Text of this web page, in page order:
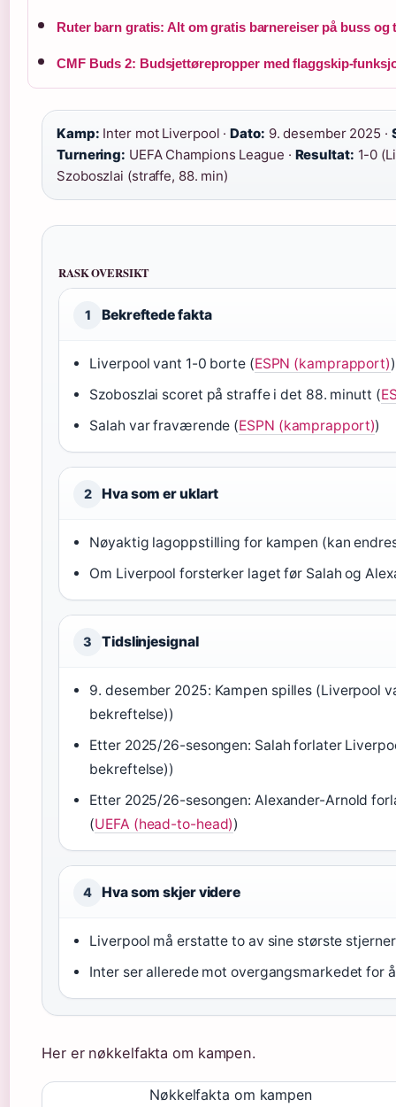
Ruter barn gratis: Alt om gratis barnereiser på buss og
CMF Buds 2: Budsjettørepropper med flaggskip-
Kamp: Inter mot Liverpool ·Dato: 9. desember 2025 ·
Turnering: UEFA Champions League · Resultat: 1-0
Szoboszlai (straffe, 88. min)
RASK OVERSIKT
1 Bekreftede fakta
Liverpool vant 1-0 borte (ESPN (kamprapport))
Szoboszlai scoret på straffe i det 88. minutt (
Salah var fraværende (ESPN (kamprapport))
2 Hva som er uklart
Nøyaktig lagoppstilling for kampen (kan
Om Liverpool forsterker laget før Salah og
3 Tidslinjesignal
9. desember 2025: Kampen spilles (Liverpool
bekreftelse))
Etter 2025/26-sesongen: Salah forlater
bekreftelse))
Etter 2025/26-sesongen: Alexander-Arnold
(UEFA (head-to-head))
4 Hva som skjer videre
Liverpool må erstatte to av sine største
Inter ser allerede mot overgangsmarkedet for
Her er nøkkelfakta om kampen.
Nøkkelfakta om kampen